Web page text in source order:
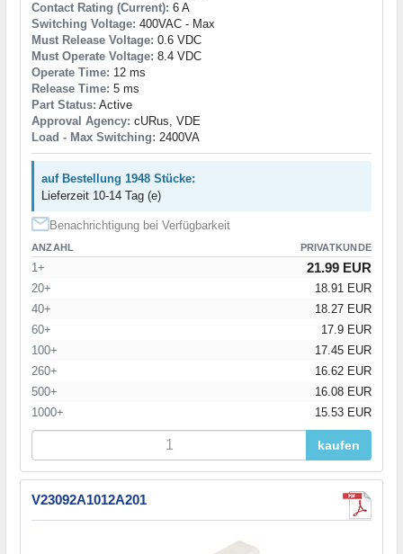
Contact Rating (Current): 6 A
Switching Voltage: 400VAC - Max
Must Release Voltage: 0.6 VDC
Must Operate Voltage: 8.4 VDC
Operate Time: 12 ms
Release Time: 5 ms
Part Status: Active
Approval Agency: cURus, VDE
Load - Max Switching: 2400VA
auf Bestellung 1948 Stücke:
Lieferzeit 10-14 Tag (e)
Benachrichtigung bei Verfügbarkeit
ANZAHL PRIVATKUNDE
1+ 21.99 EUR
20+
18.91 EUR
40+
18.27 EUR
60+
17.9 EUR
100+
17.45 EUR
260+
16.62 EUR
500+
16.08 EUR
1000+
15.53 EUR
kaufen
V23092A1012A201